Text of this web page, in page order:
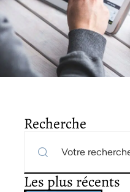
Recherche
Les plus récents